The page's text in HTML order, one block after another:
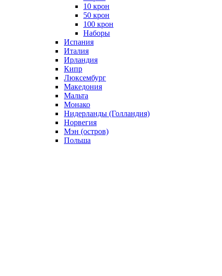
10 крон
50 крон
100 крон
Наборы
Испания
Италия
Ирландия
Кипр
Люксембург
Македония
Мальта
Монако
Нидерланды (Голландия)
Норвегия
Мэн (остров)
Польша